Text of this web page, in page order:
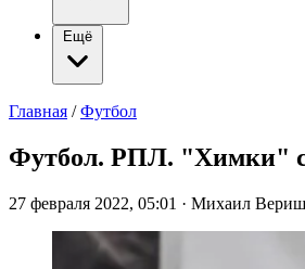
Ещё
Главная / Футбол
Футбол. РПЛ. "Химки" с
27 февраля 2022, 05:01 · Михаил